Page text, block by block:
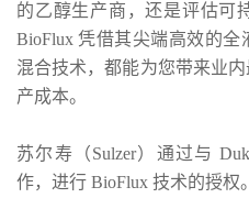
的乙醇生产商，还是评估可
BioFlux 凭借其尖端高效的
混合技术，都能为您带来业
产成本。
苏尔寿（Sulzer）通过与
作，进行 BioFlux 技术的授权。